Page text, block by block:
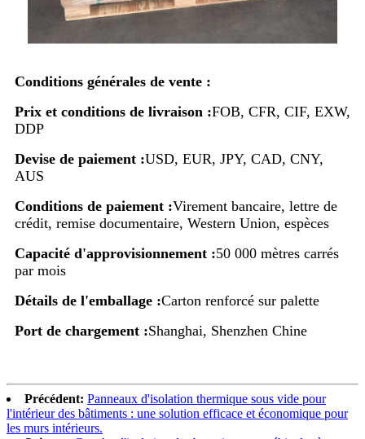
Conditions générales de vente :
Prix ​​et conditions de livraison :FOB, CFR, CIF, EXW,
DDP
Devise de paiement :USD, EUR, JPY, CAD, CNY,
AUS
Conditions de paiement :Virement bancaire, lettre de
crédit, remise documentaire, Western Union, espèces
Capacité d'approvisionnement :50 000 mètres carrés
par mois
Détails de l'emballage :Carton renforcé sur palette
Port de chargement :Shanghai, Shenzhen Chine
Précédent: Panneaux d'isolation thermique sous vide pour
l'intérieur des bâtiments : une solution efficace et économique pour
les murs intérieurs.